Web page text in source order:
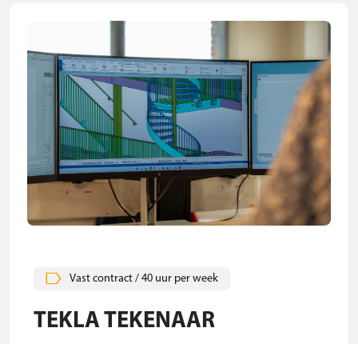
Vast contract / 40 uur per week
TEKLA TEKENAAR